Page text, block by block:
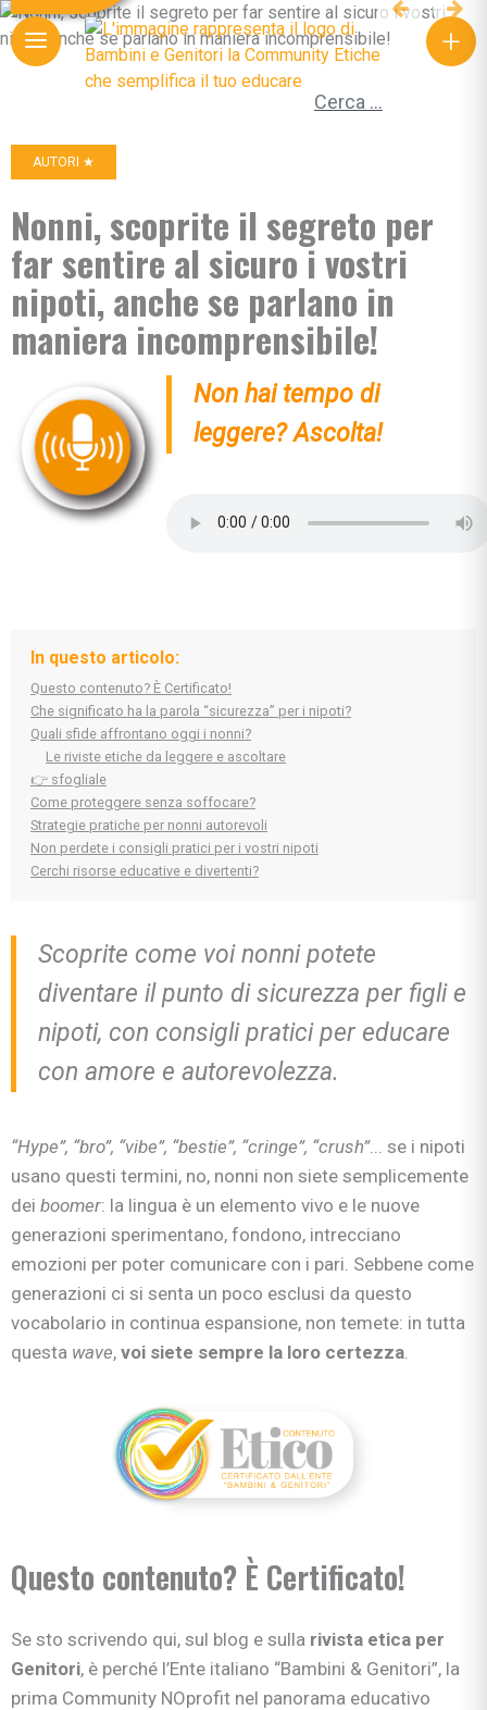
+
Ricerca per:
AUTORI ★
Nonni, scoprite il segreto per
far sentire al sicuro i vostri
nipoti, anche se parlano in
maniera incomprensibile!
Non hai tempo di
leggere? Ascolta!
In questo articolo:
Questo contenuto? È Certificato!
Che significato ha la parola “sicurezza” per i nipoti?
Quali sfide affrontano oggi i nonni?
Le riviste etiche da leggere e ascoltare
👉 sfogliale
Come proteggere senza soffocare?
Strategie pratiche per nonni autorevoli
Non perdete i consigli pratici per i vostri nipoti
Cerchi risorse educative e divertenti?
Scoprite come voi nonni potete
diventare il punto di sicurezza per figli e
nipoti, con consigli pratici per educare
con amore e autorevolezza.
“Hype”, “bro”, “vibe”, “bestie”, “cringe”, “crush”... se i nipoti
usano questi termini, no, nonni non siete semplicemente
dei boomer: la lingua è un elemento vivo e le nuove
generazioni sperimentano, fondono, intrecciano
emozioni per poter comunicare con i pari. Sebbene come
generazioni ci si senta un poco esclusi da questo
vocabolario in continua espansione, non temete: in tutta
questa wave, voi siete sempre la loro certezza
Questo contenuto? È Certificato!
Se sto scrivendo qui, sul blog e sulla rivista etica per
Genitori, è perché l’Ente italiano “Bambini & Genitori”, la
prima Community NOprofit nel panorama educativo